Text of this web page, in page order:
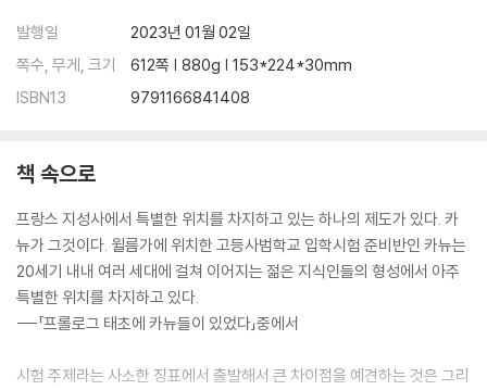
중립주의에서 동반자로
1952년 여름
냉전 기간 중에
1956년의 충격
“알제리 비극”에 대한 하나의 “대답”
사르트르의 전쟁
제3세계, 새로운 혁명적 엘도라도
1968년의 정면 충돌
베트남이라는 기호 아래에서
에필로그
발행일
2023년 01월 02일
쪽수, 무게, 크기
612쪽 | 880g | 153*224*30mm
ISBN13
9791166841408
책 속으로
프랑스 지성사에서 특별한 위치를 차지하고 있는 하나의 제도가 있다. 카
뉴가 그것이다. 윌름가에 위치한 고등사범학교 입학시험 준비반인 카뉴는
20세기 내내 여러 세대에 걸쳐 이어지는 젊은 지식인들의 형성에서 아주
특별한 위치를 차지하고 있다.
---「프롤로그 태초에 카뉴들이 있었다」중에서
시험 주제라는 사소한 징표에서 출발해서 큰 차이점을 예견하는 것은 그리